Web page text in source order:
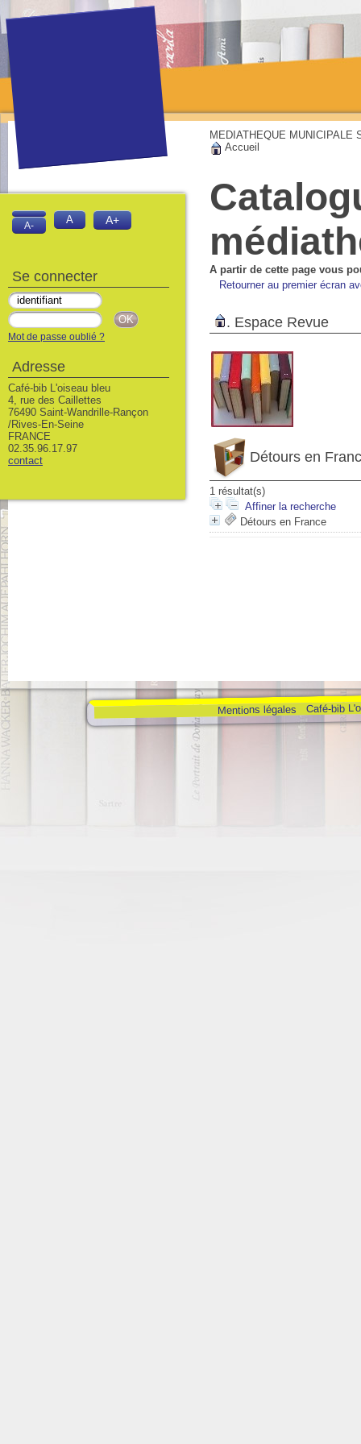
MEDIATHEQUE MUNICIPALE
Accueil
A partir de cette page vous
Retourner au premier écran
. Espace Revue
Détours en
1 résultat(s)
Affiner la recherche
Détours en France
Mentions légales Café-bib
A- A A+
Se connecter
Mot de passe oublié ?
Adresse
Café-bib L'oiseau bleu
4, rue des Caillettes
76490 Saint-Wandrille-Rançon
/Rives-En-Seine
FRANCE
02.35.96.17.97
contact